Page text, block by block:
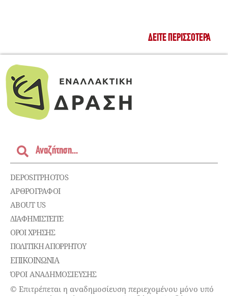
ΔΕΊΤΕ ΠΕΡΙΣΣΌΤΕΡΑ
DEPOSITPHOTOS
ΑΡΘΡΟΓΡΑΦΟΙ
ABOUT US
ΔΙΑΦΗΜΙΣΤΕΊΤΕ
ΌΡΟΙ ΧΡΉΣΗΣ
ΠΟΛΙΤΙΚΉ ΑΠΟΡΡΉΤΟΥ
ΕΠΙΚΟΙΝΩΝΊΑ
ΌΡΟΙ ΑΝΑΔΗΜΟΣΙΕΥΣΗΣ
© Επιτρέπεται η αναδημοσίευση περιεχομένου μόνο υπό